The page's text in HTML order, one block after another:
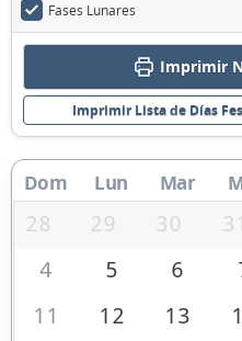
Fases Lunares
Imprimir
Imprimir Lista de Días
Dom Lun Mar
28 29 30 31
4
5 6
11
12 13